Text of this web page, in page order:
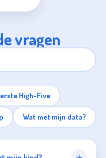
vragen
High-Five
Wat met mijn data?